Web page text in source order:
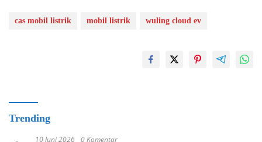
cas mobil listrik mobil listrik wuling cloud ev
Trending
10 Juni 2026 0 Komentar